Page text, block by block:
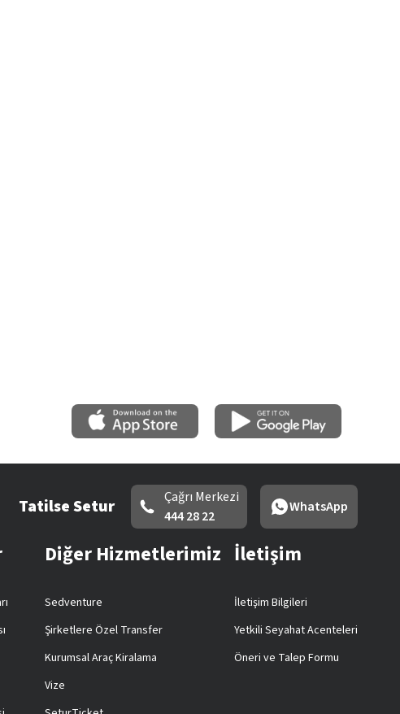
Tatilse Setur
Çağrı Merkezi
444 28 22
WhatsApp
Diğer Hizmetlerimiz
Sedventure
Şirketlere Özel Transfer
Kurumsal Araç Kiralama
Vize
İletişim
İletişim Bilgileri
Yetkili Seyahat Acenteleri
Öneri ve Talep Formu